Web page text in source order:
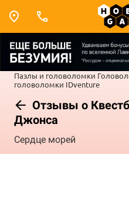
Пазлы и головоломки
головоломки IDventure
Отзывы о
Джонса
Сердце морей